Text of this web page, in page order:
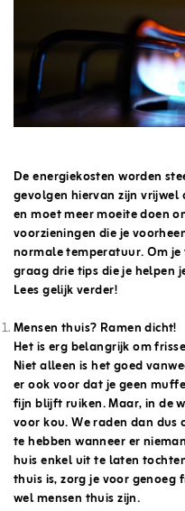
De energiekosten worden
gevolgen hiervan zijn
en moet meer moeite doen
voorzieningen die je
normale temperatuur. Om
graag drie tips die je helpen
Lees gelijk verder!
Mensen thuis? Ramen dicht!
Het is erg belangrijk om
Niet alleen is het goed
er ook voor dat je geen
fijn blijft ruiken. Maar, in de
voor kou. We raden dan dus
te hebben wanneer er
huis enkel uit te laten
thuis is, zorg je voor genoeg
wel mensen thuis zijn.